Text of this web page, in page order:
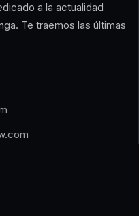
a la actualidad
Te traemos las últimas